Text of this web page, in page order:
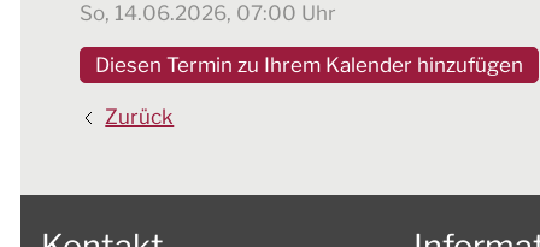
So, 14.06.2026, 07:00 Uhr
Diesen Termin zu Ihrem Kalender hinzufügen
Zurück